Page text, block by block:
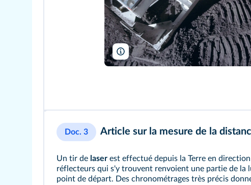
NASA HQ
Doc. 3 Article sur la mesure de la
Un tir de laser est effectué depuis la Terre en direction
réflecteurs qui s'y trouvent renvoient une partie de la
point de départ. Des chronométrages très précis